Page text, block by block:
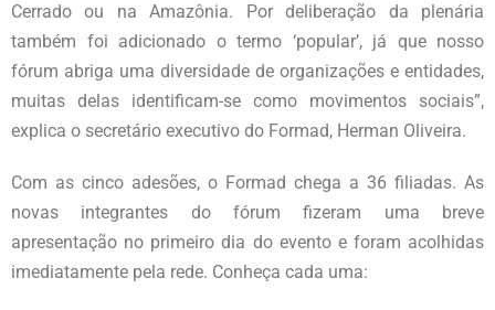
Cerrado ou na Amazônia. Por deliberação da plenária
também foi adicionado o termo ‘popular’, já que nosso
fórum abriga uma diversidade de organizações e entidades,
muitas delas identificam-se como movimentos sociais”,
explica o secretário executivo do Formad, Herman Oliveira.
Com as cinco adesões, o Formad chega a 36 filiadas. As
novas integrantes do fórum fizeram uma breve
apresentação no primeiro dia do evento e foram acolhidas
imediatamente pela rede. Conheça cada uma: